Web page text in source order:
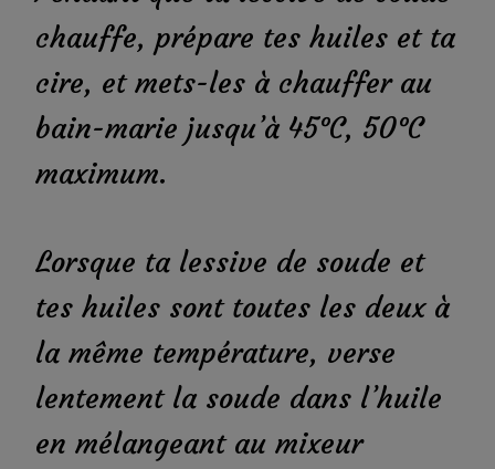
chauffe, prépare tes huiles et ta
cire, et mets-les à chauffer au
bain-marie jusqu’à 45°C, 50°C
maximum.
Lorsque ta lessive de soude et
tes huiles sont toutes les deux à
la même température, verse
lentement la soude dans l’huile
en mélangeant au mixeur